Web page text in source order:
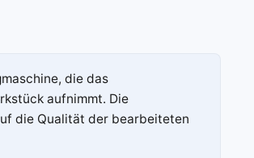
die das
aufnimmt. Die
die Qualität der bearbeiteten